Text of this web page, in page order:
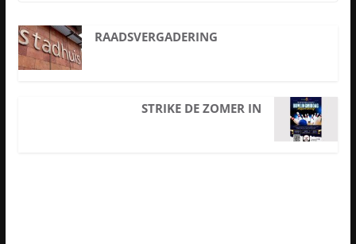
RAADSVERGADERING
STRIKE DE ZOMER IN